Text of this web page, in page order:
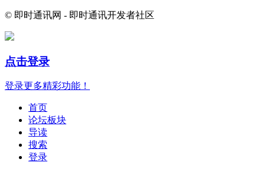
© 即时通讯网 - 即时通讯开发者社区
点击登录
登录更多精彩功能！
首页
论坛板块
导读
搜索
登录